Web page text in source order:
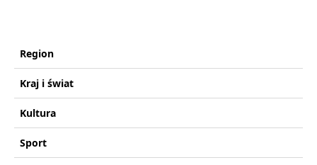
Region
Kraj i świat
Kultura
Sport